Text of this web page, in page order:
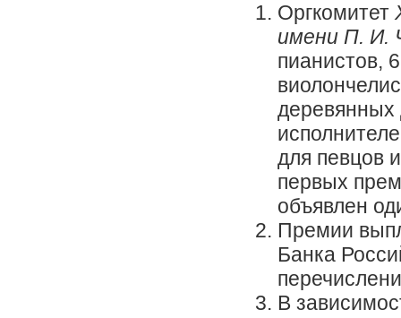
Оргкомитет
имени П. И.
пианистов,
деревянных
для певцов
первых
объявлен
Премии
Банка
В